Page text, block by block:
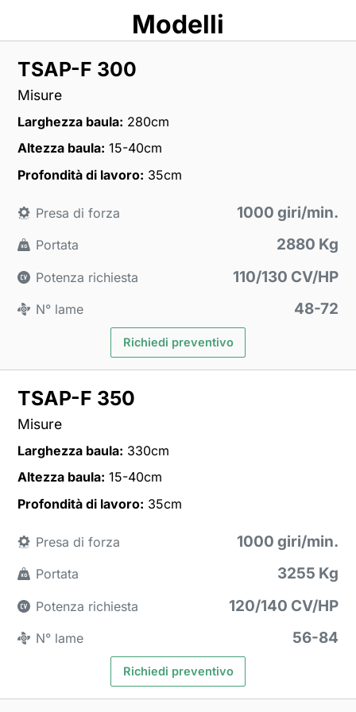
Modelli
TSAP-F 300
Misure
Larghezza baula: 280cm
Altezza baula: 15-40cm
Profondità di lavoro: 35cm
Presa di forza 1000 giri/min.
Portata 2880 Kg
Potenza richiesta 110/130 CV/HP
N° lame 48-72
Richiedi preventivo
TSAP-F 350
Misure
Larghezza baula: 330cm
Altezza baula: 15-40cm
Profondità di lavoro: 35cm
Presa di forza 1000 giri/min.
Portata 3255 Kg
Potenza richiesta 120/140 CV/HP
N° lame 56-84
Richiedi preventivo